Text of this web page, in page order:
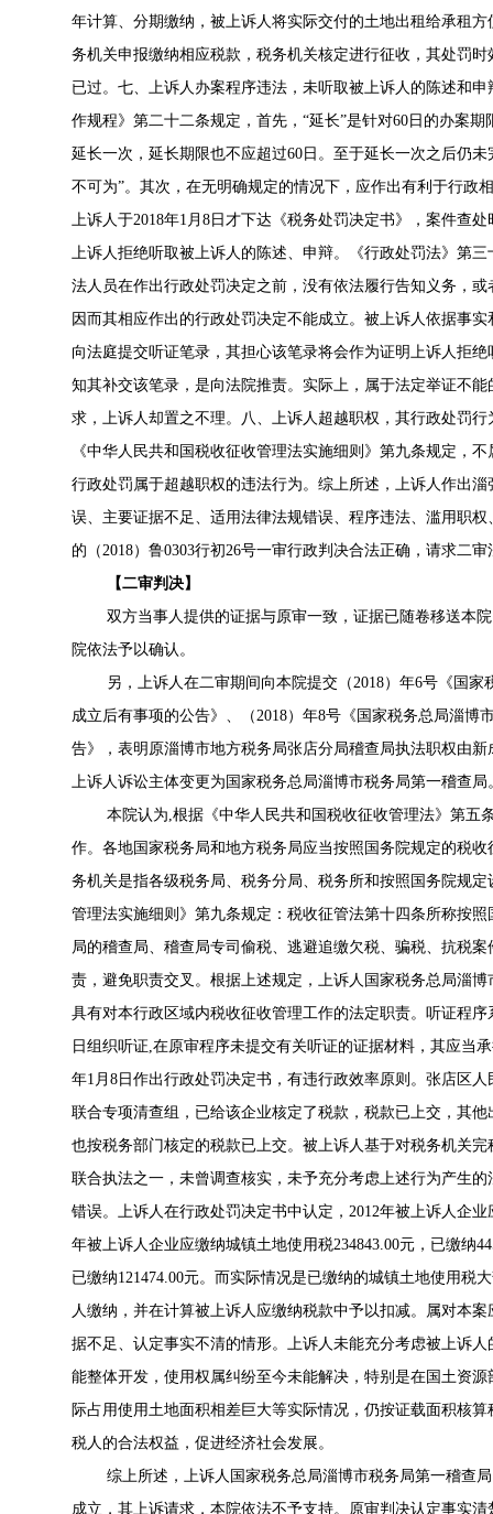
年计算、分期缴纳，被上诉人将实际交付的土地出租给承租
务机关申报缴纳相应税款，税务机关核定进行征收，其处罚
已过。七、上诉人办案程序违法，未听取被上诉人的陈述和
作规程》第二十二条规定，首先，“延长”是针对60日的办案
延长一次，延长期限也不应超过60日。至于延长一次之后仍
不可为”。其次，在无明确规定的情况下，应作出有利于行政
上诉人于2018年1月8日才下达《税务处罚决定书》，案件查
上诉人拒绝听取被上诉人的陈述、申辩。《行政处罚法》第
法人员在作出行政处罚决定之前，没有依法履行告知义务，
因而其相应作出的行政处罚决定不能成立。被上诉人依据事
向法庭提交听证笔录，其担心该笔录将会作为证明上诉人拒
知其补交该笔录，是向法院推责。实际上，属于法定举证不
求，上诉人却置之不理。八、上诉人超越职权，其行政处罚
《中华人民共和国税收征收管理法实施细则》第九条规定，
行政处罚属于超越职权的违法行为。综上所述，上诉人作出
误、主要证据不足、适用法律法规错误、程序违法、滥用职
的（2018）鲁0303行初26号一审行政判决合法正确，请求二
【二审判决】
双方当事人提供的证据与原审一致，证据已随卷移送本
院依法予以确认。
另，上诉人在二审期间向本院提交（2018）年6号《国
成立后有事项的公告》、（2018）年8号《国家税务总局淄
告》，表明原淄博市地方税务局张店分局稽查局执法职权由
上诉人诉讼主体变更为国家税务总局淄博市税务局第一稽查局
本院认为,根据《中华人民共和国税收征收管理法》第五
作。各地国家税务局和地方税务局应当按照国务院规定的税
务机关是指各级税务局、税务分局、税务所和按照国务院规
管理法实施细则》第九条规定：税收征管法第十四条所称按
局的稽查局、稽查局专司偷税、逃避追缴欠税、骗税、抗税
责，避免职责交叉。根据上述规定，上诉人国家税务总局淄
具有对本行政区域内税收征收管理工作的法定职责。听证程
日组织听证,在原审程序未提交有关听证的证据材料，其应当
年1月8日作出行政处罚决定书，有违行政效率原则。张店区
联合专项清查组，已给该企业核定了税款，税款已上交，其
也按税务部门核定的税款已上交。被上诉人基于对税务机关
联合执法之一，未曾调查核实，未予充分考虑上述行为产生
错误。上诉人在行政处罚决定书中认定，2012年被上诉人企
年被上诉人企业应缴纳城镇土地使用税234843.00元，已缴纳
已缴纳121474.00元。而实际情况是已缴纳的城镇土地使用税
人缴纳，并在计算被上诉人应缴纳税款中予以扣减。属对本
据不足、认定事实不清的情形。上诉人未能充分考虑被上诉
能整体开发，使用权属纠纷至今未能解决，特别是在国土资
际占用使用土地面积相差巨大等实际情况，仍按证载面积核
税人的合法权益，促进经济社会发展。
综上所述，上诉人国家税务总局淄博市税务局第一稽查
成立，其上诉请求，本院依法不予支持。原审判决认定事实